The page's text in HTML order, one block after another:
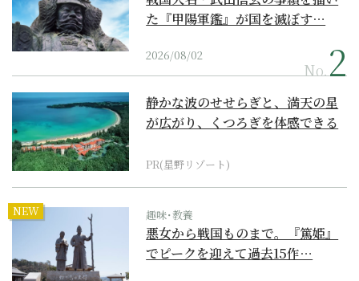
た『甲陽軍鑑』が国を滅ぼす…
2026/08/02
No.
静かな波のせせらぎと、満天の星
が広がり、くつろぎを体感できる
PR(星野リゾート)
NEW 趣味･教養
悪女から戦国ものまで。『篤姫』
でピークを迎えて過去15作…